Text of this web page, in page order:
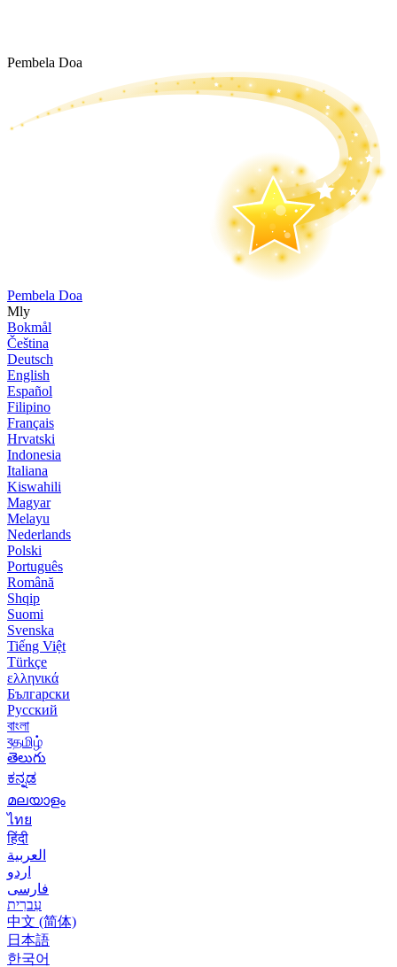
Pembela Doa
Pembela Doa
Mly
Bokmål
Čeština
Deutsch
English
Español
Filipino
Français
Hrvatski
Indonesia
Italiana
Kiswahili
Magyar
Melayu
Nederlands
Polski
Português
Română
Shqip
Suomi
Svenska
Tiếng Việt
Türkçe
ελληνικά
Български
Русский
বাংলা
বதமிழ்
తెలుగు
ಕನ್ನಡ
മലയാളം
ไทย
हिंदी
العربية
اردو
فارسی
עִברִית
中文 (简体)
日本語
한국어